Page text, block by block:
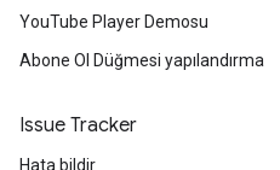
YouTube Player Demosu
Abone Ol Düğmesi yapılandırma
Issue Tracker
Hata bildir